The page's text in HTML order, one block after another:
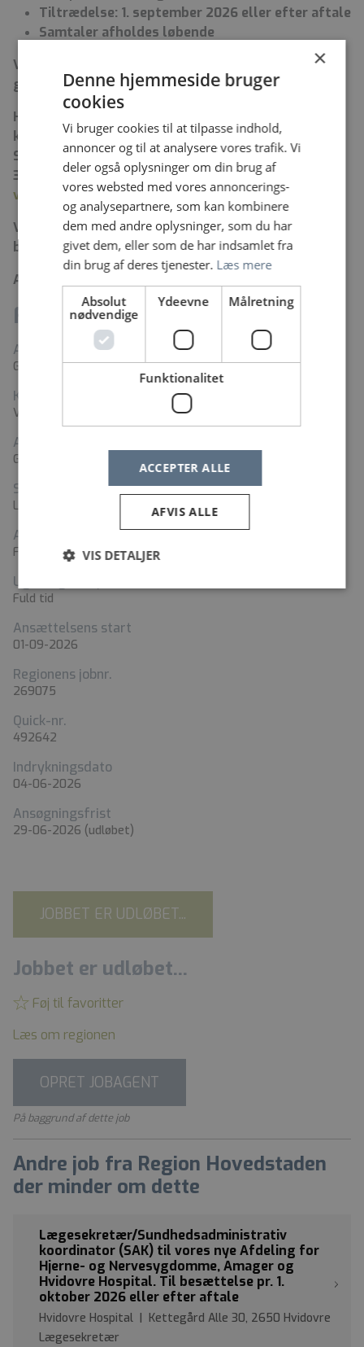
Tiltrædelse: 1. september 2026 eller efter aftale
Samtaler afholdes løbende
Vil du være med? Der er altid kaffe på kanden, så kig
gerne forbi…
Har du spørgsmål, er du meget velkommen til at
kontakte:
Sundhedsadministrativ leder Vivian Gram
38 67 23 86
vivian.gram.01@regionh.dk
Vi glæder os til at høre fra dig – og til måske at
byde dig velkommen som vores nye kollega.
Ansøgningsfrist: 29. juni 2026, kl. 12.00.
Fakta
Arbejdssted
Gentofte Hospital
Kontaktperson
Vivian Gram
Adresse
Gentofte Hospitalsvej 8, 2. sal, 2900 Hellerup
Stillingstyper
Lægesekretær
Ansættelsesform
Fast ansættelse
Ugentlig arbejdstid
Fuld tid
Ansættelsens start
01-09-2026
Regionens jobnr.
269075
Quick-nr.
492642
Indrykningsdato
04-06-2026
Ansøgningsfrist
29-06-2026 (udløbet)
JOBBET ER UDLØBET...
Jobbet er udløbet...
Føj til favoritter
Læs om regionen
OPRET JOBAGENT
På baggrund af dette job
Andre job fra Region Hovedstaden
der minder om dette
Lægesekretær/Sundhedsadministrativ
koordinator (SAK) til vores nye Afdeling for
Hjerne- og Nervesygdomme, Amager og
Hvidovre Hospital. Til besættelse pr. 1.
oktober 2026 eller efter aftale
Hvidovre Hospital | Kettegård Alle 30, 2650 Hvidovre
Lægesekretær
×
Denne hjemmeside bruger
cookies
Vi bruger cookies til at tilpasse indhold,
annoncer og til at analysere vores trafik. Vi
deler også oplysninger om din brug af
vores websted med vores annoncerings-
og analysepartnere, som kan kombinere
dem med andre oplysninger, som du har
givet dem, eller som de har indsamlet fra
din brug af deres tjenester. Læs mere
Absolut
nødvendige
Ydeevne Målretning
Funktionalitet
ACCEPTER ALLE
AFVIS ALLE
VIS DETALJER